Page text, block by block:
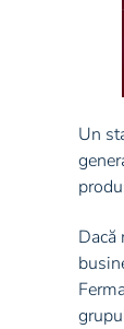
Un
Dacă